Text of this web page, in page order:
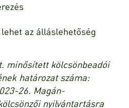
az álláslehetőség
minősített kölcsönbeadói
határozat száma:
26. Magán-
nyilvántartásra